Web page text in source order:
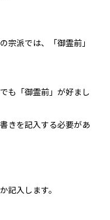
宗派では、「御霊前」
も「御霊前」が好まし
きを記入する必要があ
記入します。